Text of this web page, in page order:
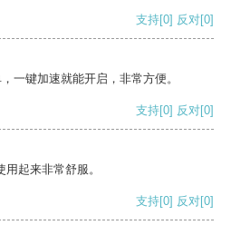
支持[0] 反对[0]
一键加速就能开启，非常方便。
支持[0] 反对[0]
起来非常舒服。
支持[0] 反对[0]